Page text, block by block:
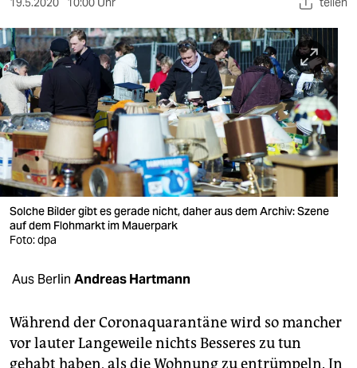
sport
berlin
nord
wahrheit
verlag
verlag
veranstaltungen
unterstützen
abo
Solche Bilder gibt es gerade nicht, daher aus dem Archiv: Szene
auf dem Flohmarkt im Mauerpark
Foto: dpa
Aus Berlin Andreas Hartmann
Während der Coronaquarantäne wird so mancher
vor lauter Langeweile nichts Besseres zu tun
gehabt haben, als die Wohnung zu entrümpeln. In